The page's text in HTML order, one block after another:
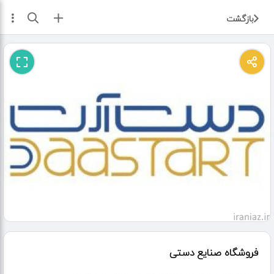
بازگشت ثبت آگهی
فروشگاه صنایع دستی